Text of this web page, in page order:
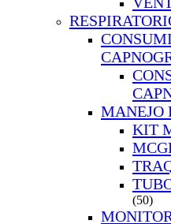
MANEJO
KIT
(50)